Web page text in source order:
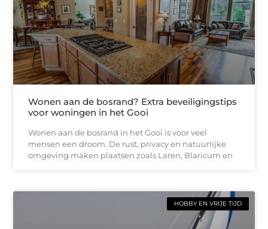
Wonen aan de bosrand? Extra beveiligingstips
voor woningen in het Gooi
Wonen aan de bosrand in het Gooi is voor veel
mensen een droom. De rust, privacy en natuurlijke
omgeving maken plaatsen zoals Laren, Blaricum en
HOBBY EN VRIJE TIJD